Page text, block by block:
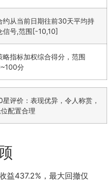
约从当前日期往前30天平均持
信号,范围[-10,10]
略指标加权综合得分，范围
分
评价：表现优异，令人称赏，
配置合理
益437.2%，最大回撤仅